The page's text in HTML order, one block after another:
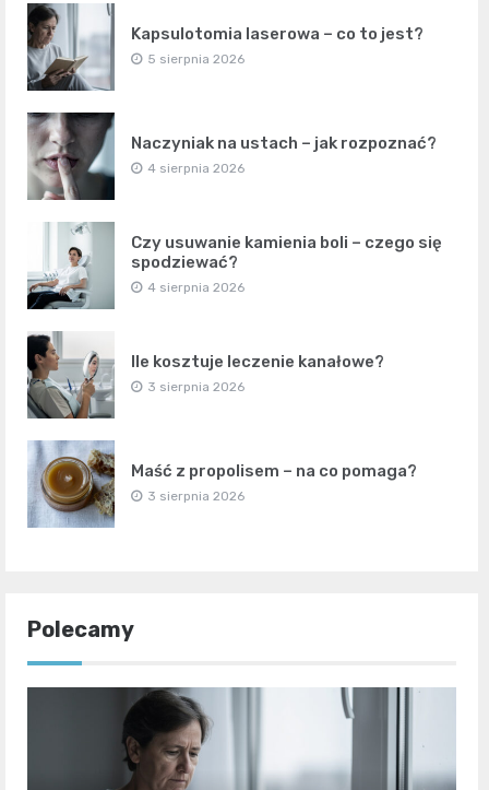
Kapsulotomia laserowa – co to jest?
5 sierpnia 2026
Naczyniak na ustach – jak rozpoznać?
4 sierpnia 2026
Czy usuwanie kamienia boli – czego się
spodziewać?
4 sierpnia 2026
Ile kosztuje leczenie kanałowe?
3 sierpnia 2026
Maść z propolisem – na co pomaga?
3 sierpnia 2026
Polecamy